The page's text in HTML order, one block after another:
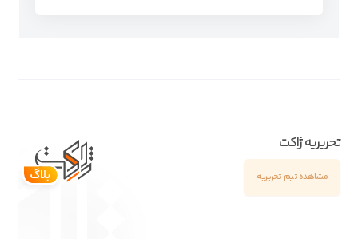
تحریریه ژاکت
مشاهده تیم تحریریه